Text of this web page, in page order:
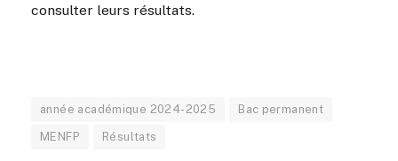
consulter leurs résultats.
année académique 2024-2025 Bac permanent
MENFP Résultats